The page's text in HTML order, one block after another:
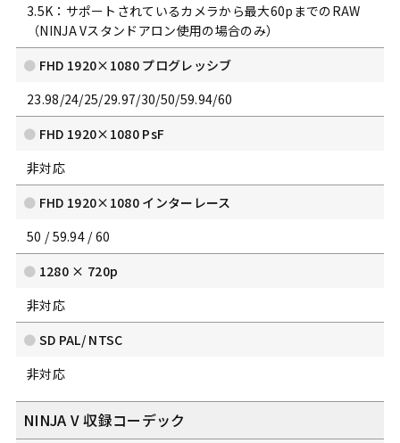
3.5K：サポートされているカメラから最大60pまでのRAW
（NINJA Vスタンドアロン使用の場合のみ）
FHD 1920×1080 プログレッシブ
23.98/24/25/29.97/30/50/59.94/60
FHD 1920×1080 PsF
非対応
FHD 1920×1080 インターレース
50 / 59.94 / 60
1280 × 720p
非対応
SD PAL/ NTSC
非対応
NINJA V 収録コーデック